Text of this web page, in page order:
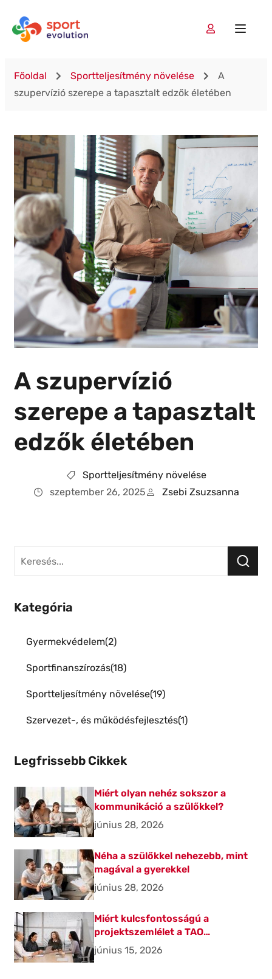
Főoldal Sportteljesítmény növelése
A
szupervízió szerepe a tapasztalt edzők életében
A szupervízió
szerepe a tapasztalt
edzők életében
Sportteljesítmény növelése
szeptember 26, 2025
Zsebi Zsuzsanna
Kategória
Gyermekvédelem 2
Sportfinanszírozás 18
Sportteljesítmény növelése 19
Szervezet-, és működésfejlesztés 1
Legfrissebb Cikkek
Miért olyan nehéz sokszor a
kommunikáció a szülőkkel?
június 28, 2026
Néha a szülőkkel nehezebb, mint
magával a gyerekkel
június 28, 2026
Miért kulcsfontosságú a
projektszemlélet a TAO
beruházásoknál?
június 15, 2026